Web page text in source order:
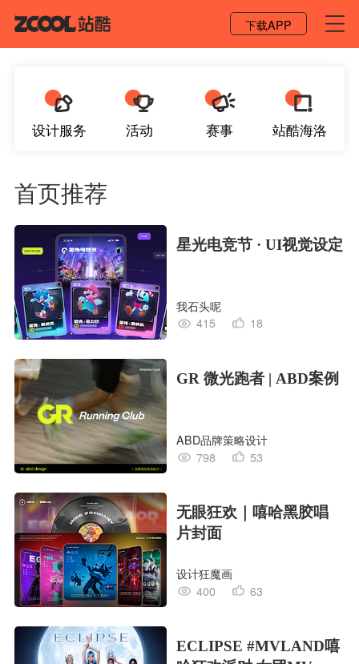
下载APP
设计服务 活动 赛事 站酷海洛
首页推荐
星光电竞节 · UI视觉设定
我石头呢
415
18
GR 微光跑者 | ABD案例
ABD品牌策略设计
798
53
无眼狂欢｜嘻哈黑胶唱
片封面
设计狂魔画
400
63
ECLIPSE #MVLAND嘻